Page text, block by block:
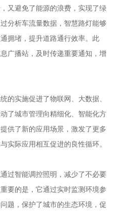
又避免了能源的浪费，实现了绿
分析车流量数据，智慧路灯能够
拥堵，提升道路通行效率。此
广播站，及时传递重要通知，增
的实施促进了物联网、大数据、
了城市管理向精细化、智能化方
供了新的应用场景，激发了更多
实际应用相互促进的良性循环。
过智能调控照明，减少了不必要
要的是，它通过实时监测环境参
题，保护了城市的生态环境，促